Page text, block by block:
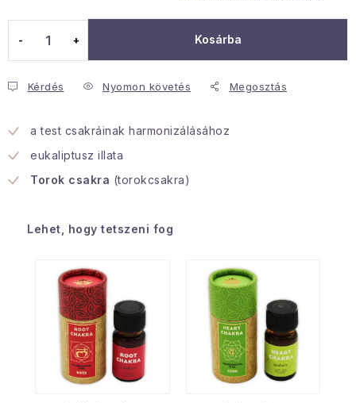
Hogyan kell panaszkodni / visszaadni az áruka
Érintkezés
Rólunk
Kosárba
Kérdés Nyomon követés Megosztás
a test csakráinak harmonizálásához
eukaliptusz illata
Torok csakra (torokcsakra)
Lehet, hogy tetszeni fog